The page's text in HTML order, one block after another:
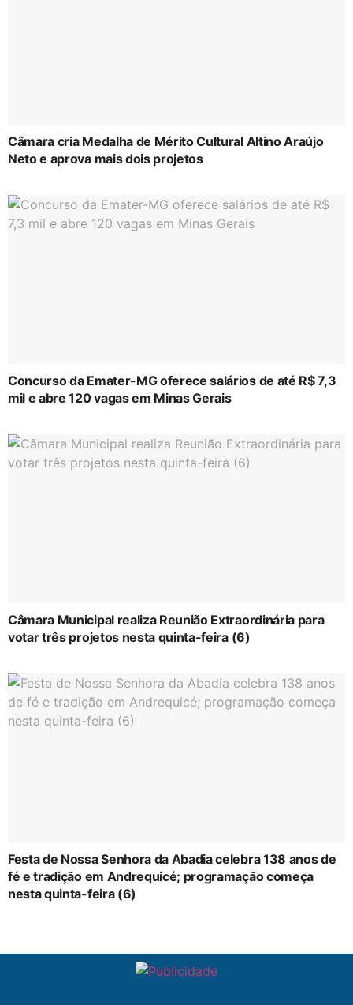
Câmara cria Medalha de Mérito Cultural Altino Araújo
Neto e aprova mais dois projetos
Concurso da Emater-MG oferece salários de até R$ 7,3
mil e abre 120 vagas em Minas Gerais
Câmara Municipal realiza Reunião Extraordinária para
votar três projetos nesta quinta-feira (6)
Festa de Nossa Senhora da Abadia celebra 138 anos de
fé e tradição em Andrequicé; programação começa
nesta quinta-feira (6)